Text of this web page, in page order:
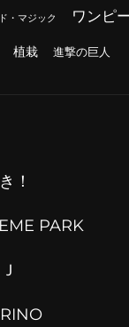
・マジック ワンピ
植栽 進撃の巨人
！
PARK